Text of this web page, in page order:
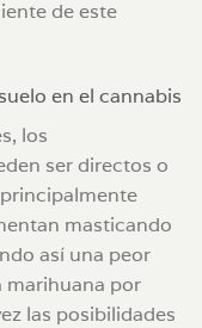
de este
en el cannabis
los
ser directos o
masticando
así una peor
marihuana por
las posibilidades